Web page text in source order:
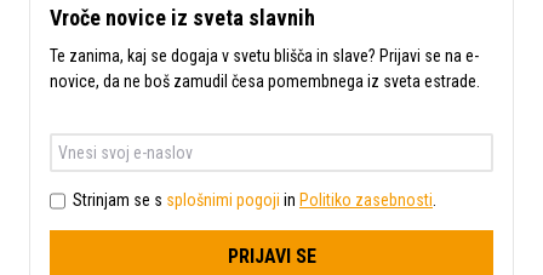
Vroče novice iz sveta slavnih
Te zanima, kaj se dogaja v svetu blišča in slave? Prijavi se na e-
novice, da ne boš zamudil česa pomembnega iz sveta estrade.
Strinjam se s splošnimi pogoji in Politiko zasebnosti
PRIJAVI SE